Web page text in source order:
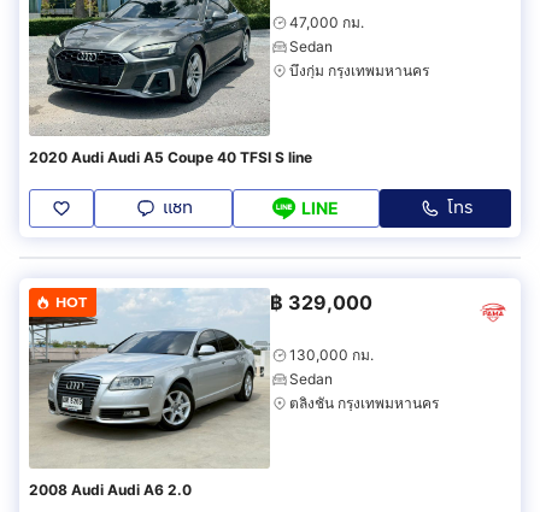
47,000 กม.
Sedan
บึงกุ่ม กรุงเทพมหานคร
2020 Audi Audi A5 Coupe 40 TFSI S line
แชท LINE โทร
HOT ฿ 329,000
130,000 กม.
Sedan
ตลิ่งชัน กรุงเทพมหานคร
2008 Audi Audi A6 2.0